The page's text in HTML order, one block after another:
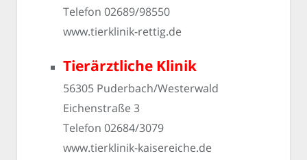
Telefon 02689/98550
www.tierklinik-rettig.de
Tierärztliche Klinik
56305 Puderbach/Westerwald
Eichenstraße 3
Telefon 02684/3079
www.tierklinik-kaisereiche.de